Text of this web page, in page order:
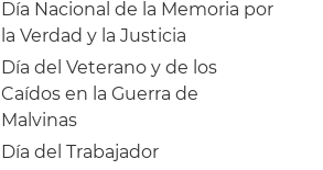
Día Nacional de la Memoria por
la Verdad y la Justicia
Día del Veterano y de los
Caídos en la Guerra de
Malvinas
Día del Trabajador